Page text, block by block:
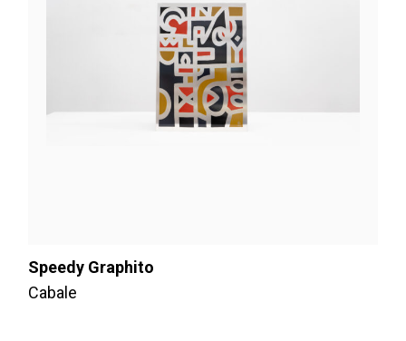
Speedy Graphito
Cabale